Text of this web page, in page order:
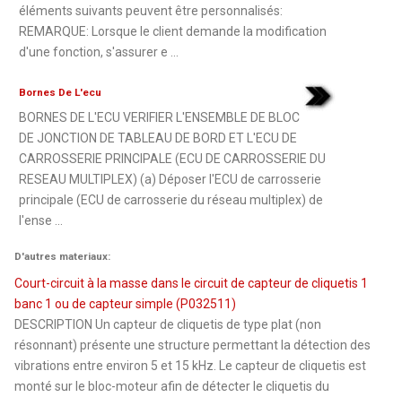
éléments suivants peuvent être personnalisés:
REMARQUE: Lorsque le client demande la modification
d'une fonction, s'assurer e ...
Bornes De L'ecu
BORNES DE L'ECU VERIFIER L'ENSEMBLE DE BLOC
DE JONCTION DE TABLEAU DE BORD ET L'ECU DE
CARROSSERIE PRINCIPALE (ECU DE CARROSSERIE DU
RESEAU MULTIPLEX) (a) Déposer l'ECU de carrosserie
principale (ECU de carrosserie du réseau multiplex) de
l'ense ...
D'autres materiaux:
Court-circuit à la masse dans le circuit de capteur de cliquetis 1
banc 1 ou de capteur simple (P032511)
DESCRIPTION Un capteur de cliquetis de type plat (non
résonnant) présente une structure permettant la détection des
vibrations entre environ 5 et 15 kHz. Le capteur de cliquetis est
monté sur le bloc-moteur afin de détecter le cliquetis du